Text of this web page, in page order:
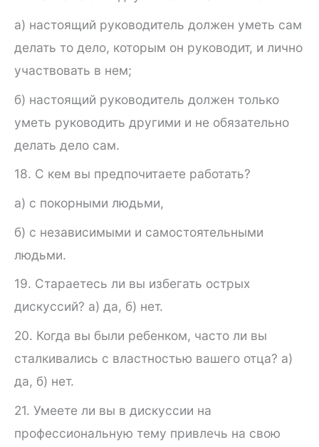
а) настоящий руководитель должен уметь сам
делать то дело, которым он руководит, и лично
участвовать в нем;
б) настоящий руководитель должен только
уметь руко­водить другими и не обязательно
делать дело сам.
18. С кем вы предпочитаете работать?
а) с покорными людьми,
б) с независимыми и самостоятельными
людьми.
19. Стараетесь ли вы избегать острых
дискуссий? а) да, б) нет.
20. Когда вы были ребенком, часто ли вы
сталкивались с властностью вашего отца? а)
да, б) нет.
21. Умеете ли вы в дискуссии на
профессиональную тему при­влечь на свою